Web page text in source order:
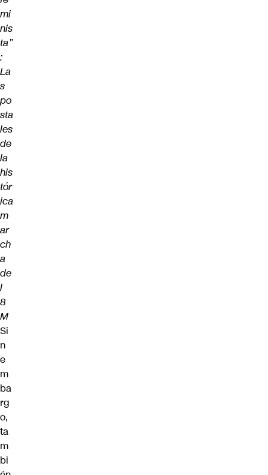
mi
nis
ta”
:
La
s
po
sta
les
de
la
his
tór
ica
m
ar
ch
a
de
l
8
M
Si
n
e
m
ba
rg
o,
ta
m
bi